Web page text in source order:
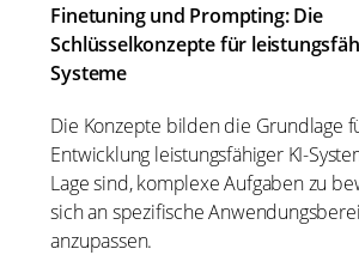
Finetuning und Prompting: Die
Schlüsselkonzepte für
Systeme
Die Konzepte bilden die Grundlage
Entwicklung leistungsfähiger KI-
Lage sind, komplexe Aufgaben zu
sich an spezifische
anzupassen.